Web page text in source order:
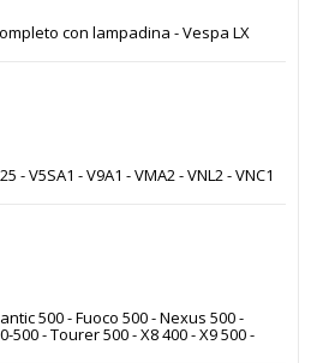
con lampadina - Vespa LX
- V5SA1 - V9A1 - VMA2 - VNL2 - VNC1
500 - Fuoco 500 - Nexus 500 -
500 - Tourer 500 - X8 400 - X9 500 -